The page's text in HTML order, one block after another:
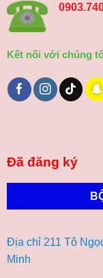
Kết nối với chúng
Đã đăng ký
Địa chỉ 211 Tô
Minh